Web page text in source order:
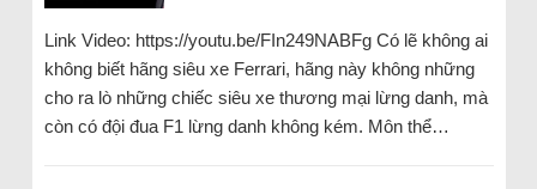
Link Video: https://youtu.be/FIn249NABFg Có lẽ không ai
không biết hãng siêu xe Ferrari, hãng này không những
cho ra lò những chiếc siêu xe thương mại lừng danh, mà
còn có đội đua F1 lừng danh không kém. Môn thể…